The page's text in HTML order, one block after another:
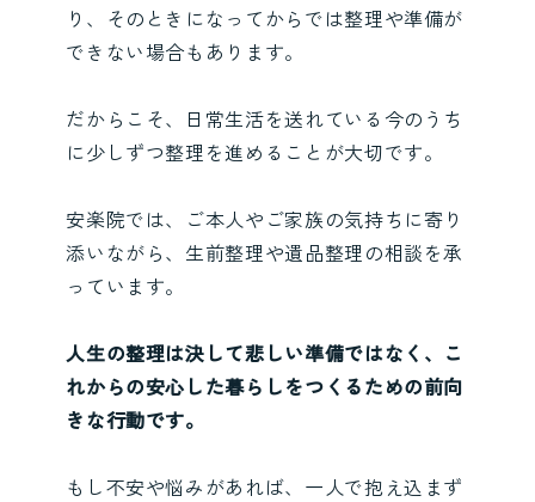
り、そのときになってからでは整理や準備が
できない場合もあります。
だからこそ、日常生活を送れている今のうち
に少しずつ整理を進めることが大切です。
安楽院では、ご本人やご家族の気持ちに寄り
添いながら、生前整理や遺品整理の相談を承
っています。
人生の整理は決して悲しい準備ではなく、こ
れからの安心した暮らしをつくるための前向
きな行動です。
もし不安や悩みがあれば、一人で抱え込まず